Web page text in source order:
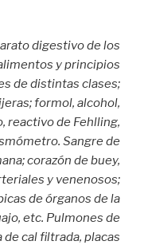
digestivo de los
y principios
de distintas clases;
formol, alcohol,
reactivo de Fehlling,
Sangre de
corazón de buey,
y venenosos;
de órganos de la
etc. Pulmones de
cal filtrada, placas